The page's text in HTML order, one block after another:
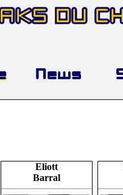
DU
News
Eliott
Barral